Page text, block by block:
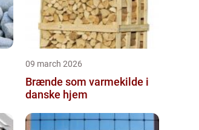
09 march 2026
Brænde som varmekilde i
danske hjem